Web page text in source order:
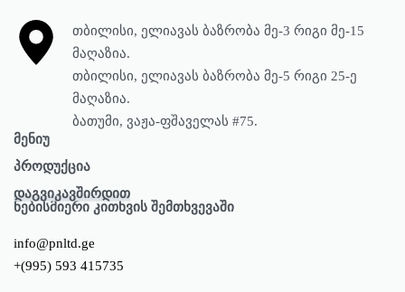
თბილისი, ელიავას ბაზრობა მე-3 რიგი მე-15
მაღაზია.
თბილისი, ელიავას ბაზრობა მე-5 რიგი 25-ე
მაღაზია.
ბათუმი, ვაჟა-ფშაველას #75.
მენიუ
მთავარი
პროდუქცია
ბლოგი
კონტაქტი
პროდუქცია
წყლის ტუმბოები
წყლის ფილტრები
ელექტრობა
დაგვიკავშირდით
ნებისმიერი კითხვის შემთხვევაში
info@pnltd.ge
+(995) 593 415735